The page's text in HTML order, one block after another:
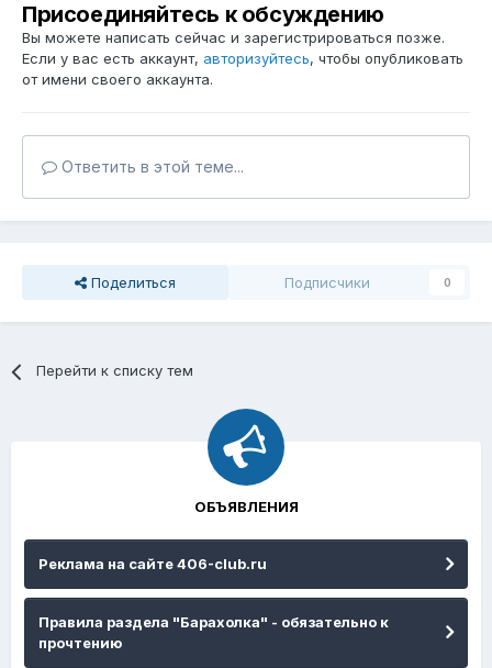
Присоединяйтесь к обсуждению
Вы можете написать сейчас и зарегистрироваться позже.
Если у вас есть аккаунт, авторизуйтесь, чтобы опубликовать
от имени своего аккаунта.
Ответить в этой теме...
Поделиться Подписчики 0
Перейти к списку тем
ОБЪЯВЛЕНИЯ
Реклама на сайте 406-club.ru
Правила раздела "Барахолка" - обязательно к
прочтению